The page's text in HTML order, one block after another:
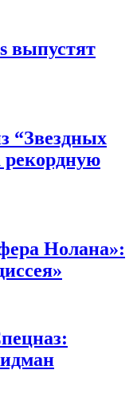
выпустят
“Звездных
рекордную
Нолана»: